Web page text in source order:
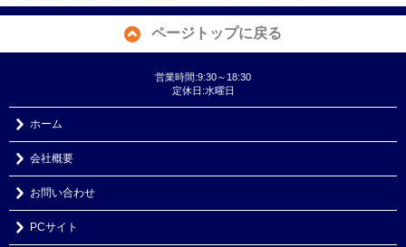
ページトップに戻る
営業時間:9:30～18:30
定休日:水曜日
ホーム
会社概要
お問い合わせ
PCサイト